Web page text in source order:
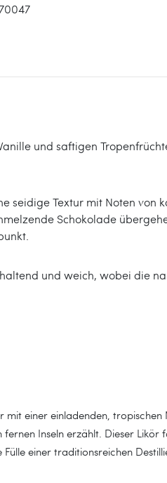
und saftigen
seidige Textur mit Noten von
Schokolade
und weich, wobei die
mit einer einladenden,
Inseln erzählt. Dieser Likör
einer traditionsreichen